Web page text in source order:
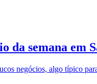
da semana em
negócios, algo típico